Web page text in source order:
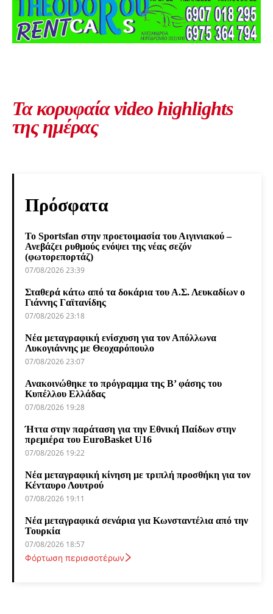
Τα κορυφαία video highlights
της ημέρας
Πρόσφατα
Το Sportsfan στην προετοιμασία του Αιγινιακού –
Ανεβάζει ρυθμούς ενόψει της νέας σεζόν
(φωτορεπορτάζ)
07/08/2026 23:39
Σταθερά κάτω από τα δοκάρια του Α.Σ. Λευκαδίων ο
Γιάννης Γαϊτανίδης
07/08/2026 23:18
Νέα μεταγραφική ενίσχυση για τον Απόλλωνα
Λυκογιάννης με Θεοχαρόπουλο
07/08/2026 23:07
Ανακοινώθηκε το πρόγραμμα της Β’ φάσης του
Κυπέλλου Ελλάδας
07/08/2026 19:28
Ήττα στην παράταση για την Εθνική Παίδων στην
πρεμιέρα του EuroBasket U16
07/08/2026 19:22
Νέα μεταγραφική κίνηση με τριπλή προσθήκη για τον
Κένταυρο Λουτρού
07/08/2026 19:11
Νέα μεταγραφικά σενάρια για Κωνσταντέλια από την
Τουρκία
07/08/2026 18:57
Φόρτωση περισσοτέρων